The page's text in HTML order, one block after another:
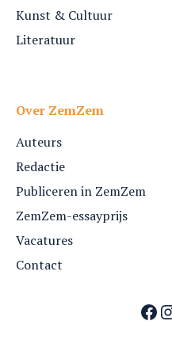
Kunst & Cultuur
Literatuur
Over ZemZem
Auteurs
Redactie
Publiceren in ZemZem
ZemZem-essayprijs
Vacatures
Contact